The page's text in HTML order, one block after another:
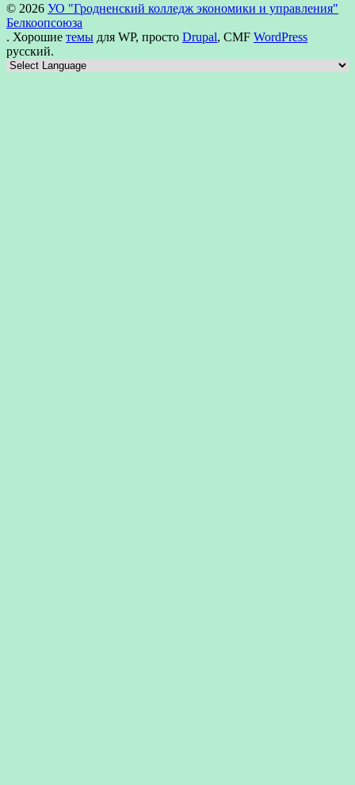
© 2026 УО "Гродненский колледж экономики и управления"
Белкоопсоюза
. Хорошие темы для WP, просто Drupal, CMF WordPress
русский.